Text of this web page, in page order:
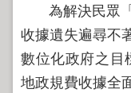
告
資
訊
為解決民眾「
收據遺失遍尋不
數位化政府之目
地政規費收據全